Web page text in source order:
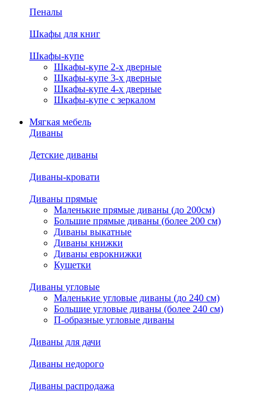
Пеналы
Шкафы для книг
Шкафы-купе
Шкафы-купе 2-х дверные
Шкафы-купе 3-х дверные
Шкафы-купе 4-х дверные
Шкафы-купе с зеркалом
Мягкая мебель
Диваны
Детские диваны
Диваны-кровати
Диваны прямые
Маленькие прямые диваны (до 200см)
Большие прямые диваны (более 200 см)
Диваны выкатные
Диваны книжки
Диваны еврокнижки
Кушетки
Диваны угловые
Маленькие угловые диваны (до 240 см)
Большие угловые диваны (более 240 см)
П-образные угловые диваны
Диваны для дачи
Диваны недорого
Диваны распродажа